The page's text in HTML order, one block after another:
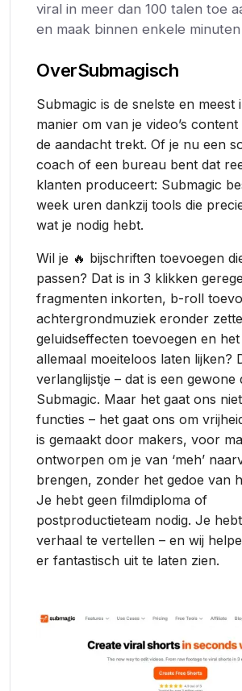
viral in meer dan 100 talen toe
en maak binnen enkele
OverSubmagisch
Submagic is de snelste en meest
manier om van je video’s
de aandacht trekt. Of je nu een
coach of een bureau bent dat
klanten produceert: Submagic
week uren dankzij tools die
wat je nodig hebt.
Wil je 🔥 bijschriften toevoegen
passen? Dat is in 3 klikken
fragmenten inkorten, b-roll
achtergrondmuziek eronder
geluidseffecten toevoegen en
allemaal moeiteloos laten lijken?
verlanglijstje – dat is een gewone
Submagic. Maar het gaat ons
functies – het gaat ons om
is gemaakt door makers, voor
ontworpen om je van ‘meh’
brengen, zonder het gedoe van
Je hebt geen filmdiploma of
postproductieteam nodig. Je
verhaal te vertellen – en wij
er fantastisch uit te laten zien.